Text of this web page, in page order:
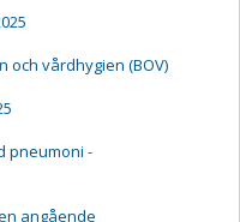
och vårdhygien (BOV)
pneumoni -
angående